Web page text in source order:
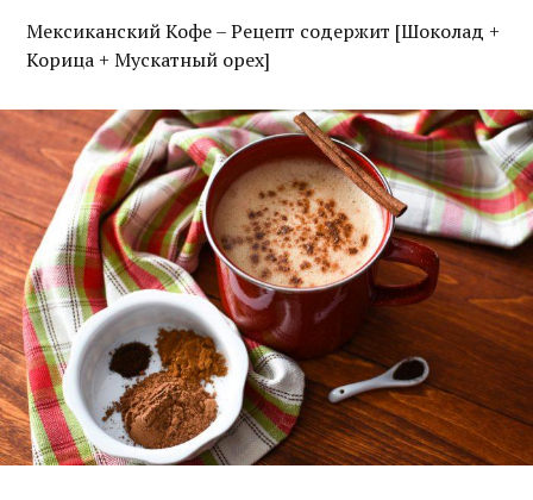
Мексиканский Кофе – Рецепт содержит [Шоколад +
Корица + Мускатный орех]